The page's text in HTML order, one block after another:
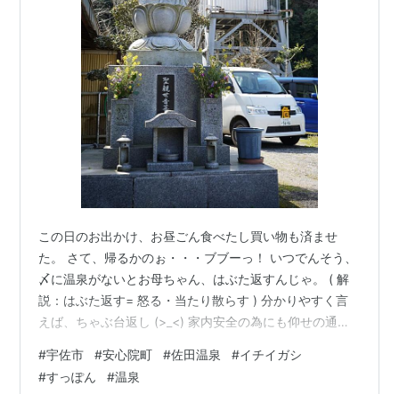
この日のお出かけ、お昼ごん食べたし買い物も済ませ
た。 さて、帰るかのぉ・・・ブブーっ！ いつでんそう、
〆に温泉がないとお母ちゃん、はぶた返すんじゃ。 ( 解
説：はぶた返す= 怒る・当たり散らす ) 分かりやすく言
えば、ちゃぶ台返し (>_<) 家内安全の為にも仰せの通り
お邪魔。 タイミングよく口開け、ラッキー V 券売機で入
浴券、市外んしは300円。 地元ん、70歳以上は100円っ
#宇佐市 #安心院町 #佐田温泉 #イチイガシ
#すっぽん #温泉